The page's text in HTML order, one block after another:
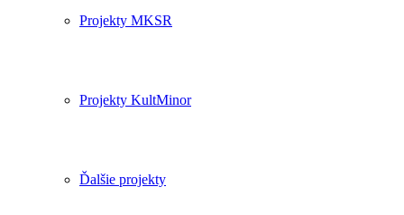
Projekty MKSR
Projekty KultMinor
Ďalšie projekty